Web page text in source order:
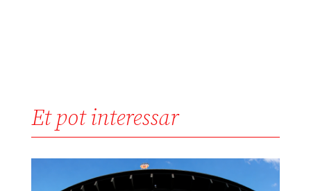
Et pot interessar